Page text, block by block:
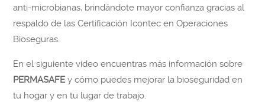
anti-microbianas, brindándote mayor confianza gracias al
respaldo de las Certificación Icontec en Operaciones
Bioseguras.
En el siguiente video encuentras más información sobre
PERMASAFE y cómo puedes mejorar la bioseguridad en
tu hogar y en tu lugar de trabajo.